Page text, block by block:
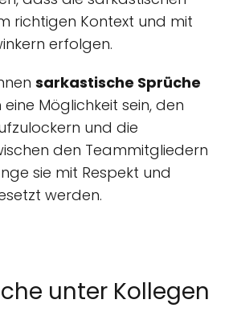
richtigen Kontext und mit
erfolgen.
sarkastische Sprüche
eine Möglichkeit sein, den
und die
den Teammitgliedern
sie mit Respekt und
werden.
unter Kollegen